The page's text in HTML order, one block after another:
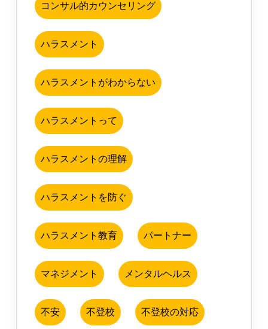
コンサル的カウンセリング
ハラスメント
ハラスメントがわからない
ハラスメントって
ハラスメントの理解
ハラスメントを防ぐ
ハラスメント教育 パートナー
マネジメント メンタルヘルス
不安 不登校 不登校の対応